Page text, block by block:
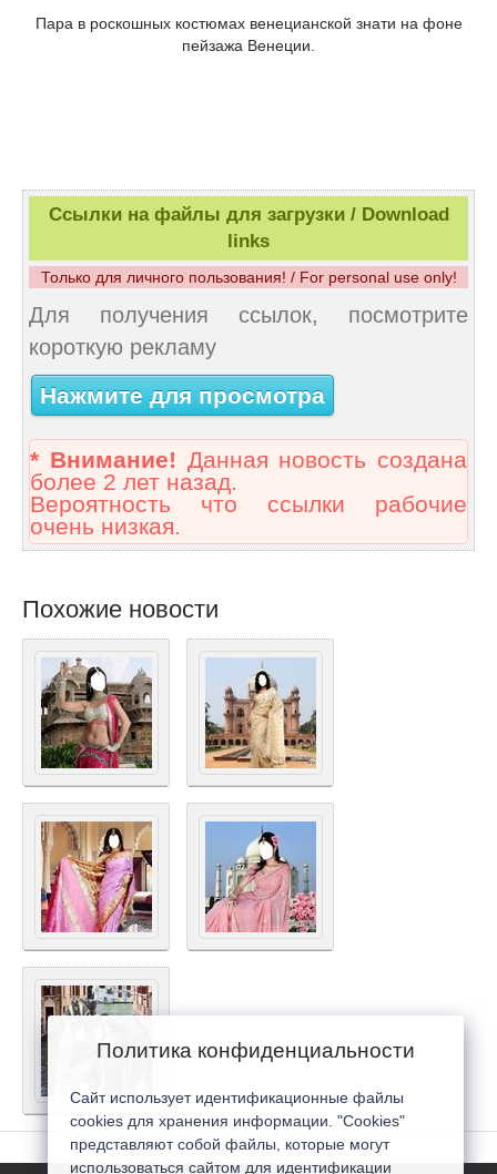
Пара в роскошных костюмах венецианской знати на фоне
пейзажа Венеции.
Ссылки на файлы для загрузки / Download
links
Только для личного пользования! / For personal use only!
Для получения ссылок, посмотрите
короткую рекламу
Нажмите для просмотра
* Внимание! Данная новость создана
более 2 лет назад.
Вероятность что ссылки рабочие
очень низкая.
Похожие новости
Политика конфиденциальности
Сайт использует идентификационные файлы
cookies для хранения информации. "Cookies"
представляют собой файлы, которые могут
использоваться сайтом для идентификации